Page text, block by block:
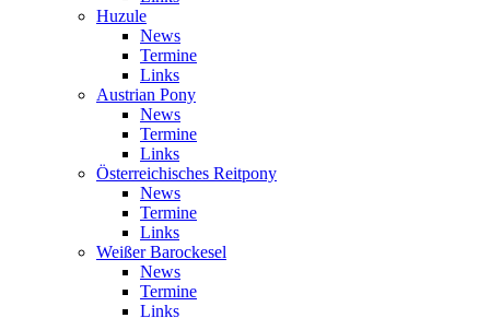
Huzule
News
Termine
Links
Austrian Pony
News
Termine
Links
Österreichisches Reitpony
News
Termine
Links
Weißer Barockesel
News
Termine
Links